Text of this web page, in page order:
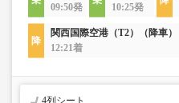
09:50発
10:25発
関西国際空港（T2）（降車）
12:21着
4列シート